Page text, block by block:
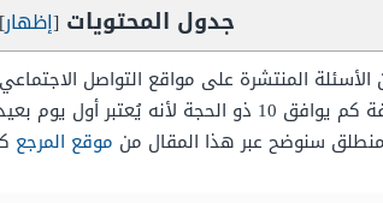
جدول المحتويات [إظهار]
المنتشرة على مواقع التواصل
عشر يومًا، ولذلك يرغب العديد من الأشخاص بمعرفة
سنوضح عبر هذا المقال من موقع المرجع كم